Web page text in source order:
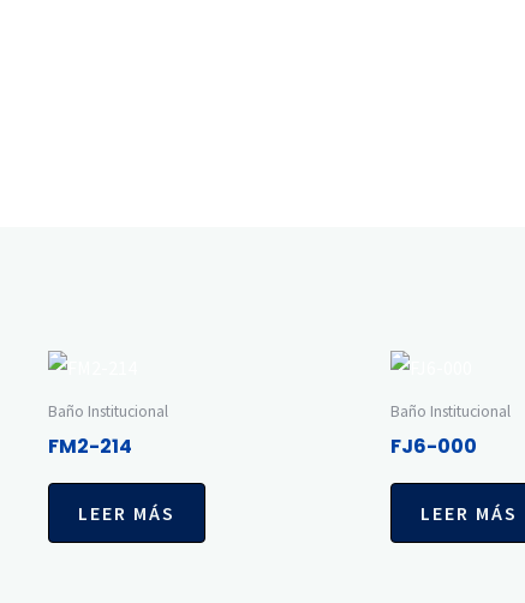
Baño Institucional
FM2-214
LEER MÁS
Baño Institucional
FJ6-000
LEER MÁS